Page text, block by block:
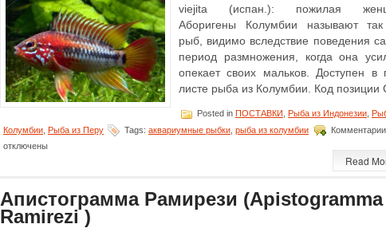
viejita (испан.): пожилая
Аборигены Колумбии называют
рыб, видимо вследствие поведения
период размножения, когда она
опекает своих мальков. Доступен в
листе рыба из Колумбии. Код позиции
Posted in ПОСТАВКИ Рыба из Индонезии
Колумбии Рыба из Перу Tags: аквариумные рыбки рыба из колумбии Комментариик
отключены
Read
Апистограмма Рамирези (Apistogramma
Ramirezi )